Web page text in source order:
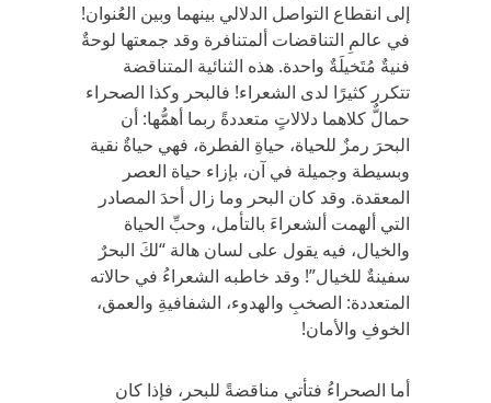
إلى انقطاع التواصل الدلالي بينهما وبين العُنوان!
في عالمِ التناقضات ألمتنافرة وقد جمعتها لوحةٌ
فنيةٌ مُتَخيلَةٌ واحدة. هذه الثنائية المتناقضة
تتكرر كثيرًا لدى الشعراء! فالبحر وكذا الصحراء
حمالٌّ كلاهما دلالاتٍ متعددةً ربما أهمُّها: أن
البحرَ رمزٌ للحياة، حياةِ الفطرة، فهي حياةٌ نقية
وبسيطة وجميلة في آن، بإزاء حياة العصر
المعقدة. وقد كان البحر وما زال أحدَ المصادر
التي ألهمت ألشعراءَ بالتأمل، وحبِّ الحياة
والخيال، فيه يقول على لسان هالة “لكَ البحرٌ
سفينةٌ للخيال”! وقد خاطبه الشعراءُ في حالاته
المتعددة: الصخبِ والهدوء، الشفافيةِ والعمق،
الخوفِ والأمان!
أما الصحراءُ فتأتي مناقضةً للبحر، فإذا كان